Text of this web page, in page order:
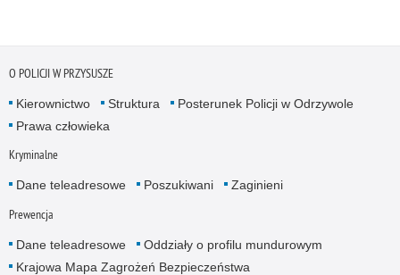
O POLICJI W PRZYSUSZE
Kierownictwo Struktura
Posterunek Policji w Odrzywole
Prawa człowieka
Kryminalne
Dane teleadresowe Poszukiwani Zaginieni
Prewencja
Dane teleadresowe
Oddziały o profilu mundurowym
Krajowa Mapa Zagrożeń Bezpieczeństwa